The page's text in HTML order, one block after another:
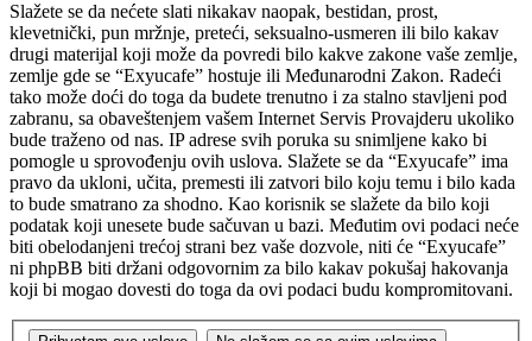
Slažete se da nećete slati nikakav naopak, bestidan, prost,
klevetnički, pun mržnje, preteći, seksualno-usmeren ili bilo kakav
drugi materijal koji može da povredi bilo kakve zakone vaše zemlje,
zemlje gde se “Exyucafe” hostuje ili Međunarodni Zakon. Radeći
tako može doći do toga da budete trenutno i za stalno stavljeni pod
zabranu, sa obaveštenjem vašem Internet Servis Provajderu ukoliko
bude traženo od nas. IP adrese svih poruka su snimljene kako bi
pomogle u sprovođenju ovih uslova. Slažete se da “Exyucafe” ima
pravo da ukloni, učita, premesti ili zatvori bilo koju temu i bilo kada
to bude smatrano za shodno. Kao korisnik se slažete da bilo koji
podatak koji unesete bude sačuvan u bazi. Međutim ovi podaci neće
biti obelodanjeni trećoj strani bez vaše dozvole, niti će “Exyucafe”
ni phpBB biti držani odgovornim za bilo kakav pokušaj hakovanja
koji bi mogao dovesti do toga da ovi podaci budu kompromitovani.